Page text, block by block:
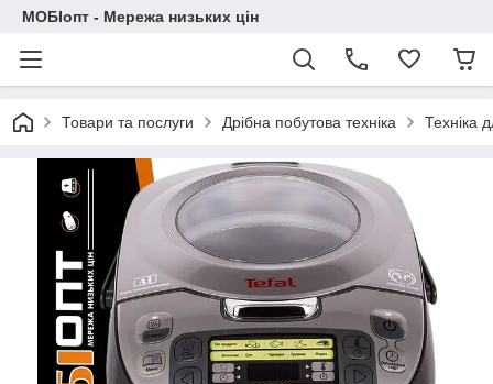
МОБІопт - Мережа низьких цін
Товари та послуги Дрібна побутова техніка Техніка